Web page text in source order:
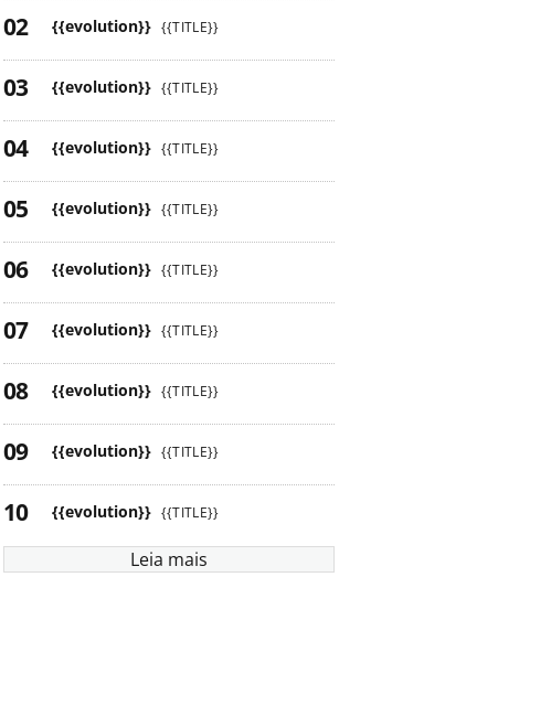
{{evolution}} {{TITLE}}
{{evolution}} {{TITLE}}
{{evolution}} {{TITLE}}
{{evolution}} {{TITLE}}
{{evolution}} {{TITLE}}
{{evolution}} {{TITLE}}
{{evolution}} {{TITLE}}
{{evolution}} {{TITLE}}
{{evolution}} {{TITLE}}
Leia mais